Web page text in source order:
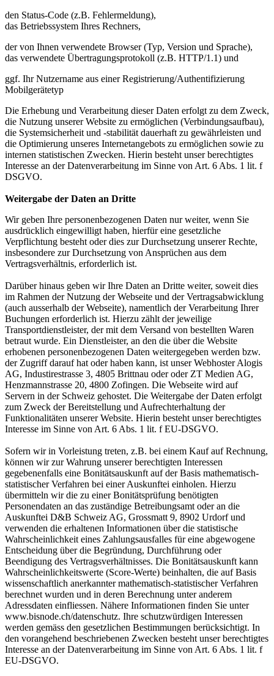
den Status-Code (z.B. Fehlermeldung),
das Betriebssystem Ihres Rechners,
der von Ihnen verwendete Browser (Typ, Version und Sprache),
das verwendete Übertragungsprotokoll (z.B. HTTP/1.1) und
ggf. Ihr Nutzername aus einer Registrierung/Authentifizierung
Mobilgerätetyp
Die Erhebung und Verarbeitung dieser Daten erfolgt zu dem Zweck,
die Nutzung unserer Website zu ermöglichen (Verbindungsaufbau),
die Systemsicherheit und -stabilität dauerhaft zu gewährleisten und
die Optimierung unseres Internetangebots zu ermöglichen sowie zu
internen statistischen Zwecken. Hierin besteht unser berechtigtes
Interesse an der Datenverarbeitung im Sinne von Art. 6 Abs. 1 lit. f
DSGVO.
Weitergabe der Daten an Dritte
Wir geben Ihre personenbezogenen Daten nur weiter, wenn Sie
ausdrücklich eingewilligt haben, hierfür eine gesetzliche
Verpflichtung besteht oder dies zur Durchsetzung unserer Rechte,
insbesondere zur Durchsetzung von Ansprüchen aus dem
Vertragsverhältnis, erforderlich ist.
Darüber hinaus geben wir Ihre Daten an Dritte weiter, soweit dies
im Rahmen der Nutzung der Webseite und der Vertragsabwicklung
(auch ausserhalb der Webseite), namentlich der Verarbeitung Ihrer
Buchungen erforderlich ist. Hierzu zählt der jeweilige
Transportdienstleister, der mit dem Versand von bestellten Waren
betraut wurde. Ein Dienstleister, an den die über die Website
erhobenen personenbezogenen Daten weitergegeben werden bzw.
der Zugriff darauf hat oder haben kann, ist unser Webhoster Alogis
AG, Industirestrasse 3, 4805 Brittnau oder oder ZT Medien AG,
Henzmannstrasse 20, 4800 Zofingen. Die Webseite wird auf
Servern in der Schweiz gehostet. Die Weitergabe der Daten erfolgt
zum Zweck der Bereitstellung und Aufrechterhaltung der
Funktionalitäten unserer Website. Hierin besteht unser berechtigtes
Interesse im Sinne von Art. 6 Abs. 1 lit. f EU-DSGVO.
Sofern wir in Vorleistung treten, z.B. bei einem Kauf auf Rechnung,
können wir zur Wahrung unserer berechtigten Interessen
gegebenenfalls eine Bonitätsauskunft auf der Basis mathematisch-
statistischer Verfahren bei einer Auskunftei einholen. Hierzu
übermitteln wir die zu einer Bonitätsprüfung benötigten
Personendaten an das zuständige Betreibungsamt oder an die
Auskunftei D&B Schweiz AG, Grossmatt 9, 8902 Urdorf und
verwenden die erhaltenen Informationen über die statistische
Wahrscheinlichkeit eines Zahlungsausfalles für eine abgewogene
Entscheidung über die Begründung, Durchführung oder
Beendigung des Vertragsverhältnisses. Die Bonitätsauskunft kann
Wahrscheinlichkeitswerte (Score-Werte) beinhalten, die auf Basis
wissenschaftlich anerkannter mathematisch-statistischer Verfahren
berechnet wurden und in deren Berechnung unter anderem
Adressdaten einfliessen. Nähere Informationen finden Sie unter
www.bisnode.ch/datenschutz. Ihre schutzwürdigen Interessen
werden gemäss den gesetzlichen Bestimmungen berücksichtigt. In
den vorangehend beschriebenen Zwecken besteht unser berechtigtes
Interesse an der Datenverarbeitung im Sinne von Art. 6 Abs. 1 lit. f
EU-DSGVO.